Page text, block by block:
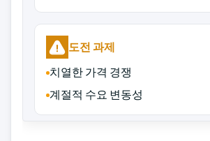
도전 과제
치열한 가격 경쟁
계절적 수요 변동성